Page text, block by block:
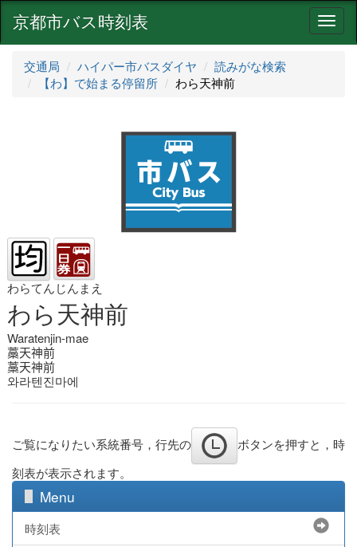
ナ
ビ
京都市バス時刻表
交通局 ハイパー市バスダイヤ
読みがな検索
【わ】で始まる停留所
わら天神前
わらてんじんまえ
わら天神前
Waratenjin-mae
藁天神前
藁天神前
와라텐진마에
ご覧になりたい系統番号，行先の
ボタンを押すと，時
刻表が表示されます。
Menu
時刻表